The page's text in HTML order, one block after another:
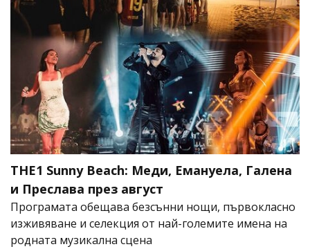
THE1 Sunny Beach: Меди, Емануела, Галена
и Преслава през август
Програмата обещава безсънни нощи, първокласно
изживяване и селекция от най-големите имена на
родната музикална сцена